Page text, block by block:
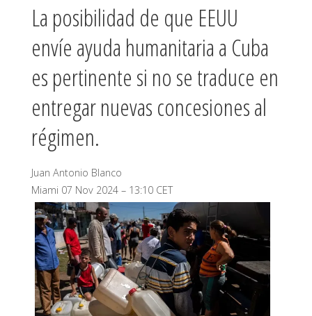
La posibilidad de que EEUU
envíe ayuda humanitaria a Cuba
es pertinente si no se traduce en
entregar nuevas concesiones al
régimen.
Juan Antonio Blanco
Miami 07 Nov 2024 – 13:10 CET